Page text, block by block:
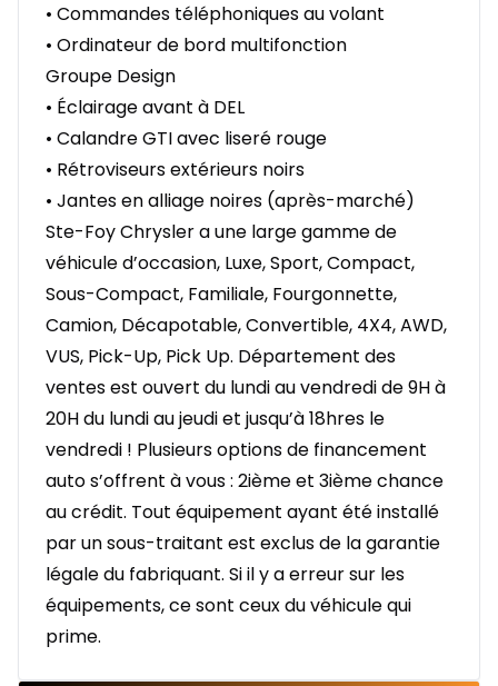
• Commandes téléphoniques au volant
• Ordinateur de bord multifonction
Groupe Design
• Éclairage avant à DEL
• Calandre GTI avec liseré rouge
• Rétroviseurs extérieurs noirs
• Jantes en alliage noires (après-marché)
Ste-Foy Chrysler a une large gamme de
véhicule d’occasion, Luxe, Sport, Compact,
Sous-Compact, Familiale, Fourgonnette,
Camion, Décapotable, Convertible, 4X4, AWD,
VUS, Pick-Up, Pick Up. Département des
ventes est ouvert du lundi au vendredi de 9H à
20H du lundi au jeudi et jusqu’à 18hres le
vendredi ! Plusieurs options de financement
auto s’offrent à vous : 2ième et 3ième chance
au crédit. Tout équipement ayant été installé
par un sous-traitant est exclus de la garantie
légale du fabriquant. Si il y a erreur sur les
équipements, ce sont ceux du véhicule qui
prime.